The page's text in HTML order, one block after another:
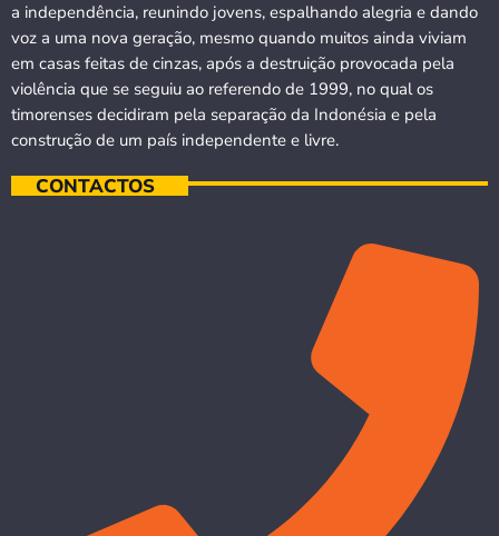
a independência, reunindo jovens, espalhando alegria e dando
voz a uma nova geração, mesmo quando muitos ainda viviam
em casas feitas de cinzas, após a destruição provocada pela
violência que se seguiu ao referendo de 1999, no qual os
timorenses decidiram pela separação da Indonésia e pela
construção de um país independente e livre.
CONTACTOS